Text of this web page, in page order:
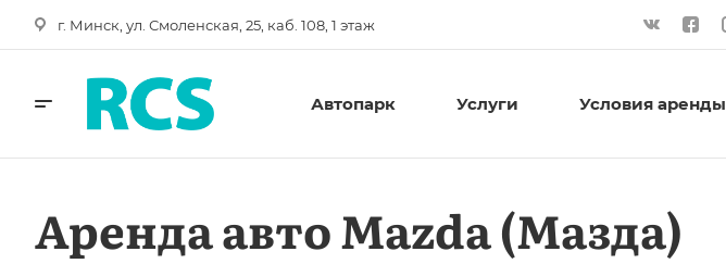
г. Минск, ул. Смоленская, 25, каб. 108, 1 этаж
Автопарк Услуги Условия аренды
Аренда авто Mazda (Мазда)